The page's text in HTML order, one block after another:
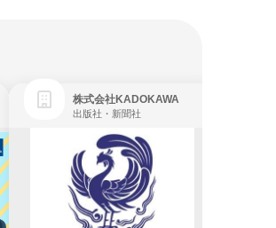
株式会社KADOKAWA
出版社・新聞社